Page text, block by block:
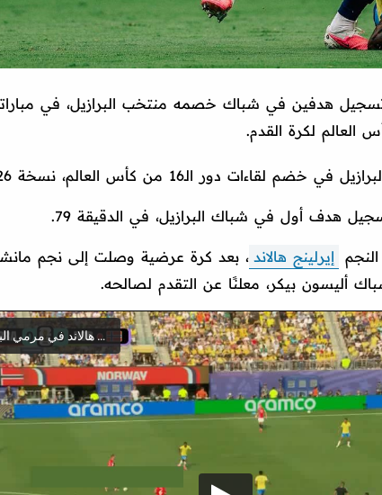
هدفين في شباك خصمه منتخب البرازيل، في
العالم لكرة القدم.
دور الـ16 من كأس العالم، نسخة 2026.
هدف أول في شباك البرازيل، في الدقيقة 79.
إيرلينج هالاند ، بعد كرة عرضية وصلت إلى نجم
أليسون بيكر، معلنًا عن التقدم لصالحه.